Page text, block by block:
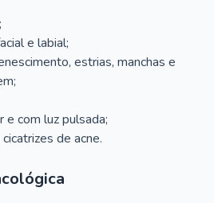
e labial;
estrias, manchas e
e com luz pulsada;
de acne.